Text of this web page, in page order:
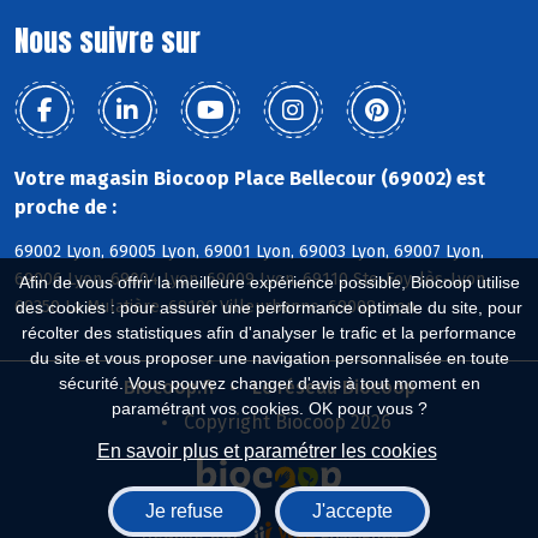
Afin de vous offrir la meilleure expérience possible, Biocoop utilise
des cookies : pour assurer une performance optimale du site, pour
récolter des statistiques afin d'analyser le trafic et la performance
du site et vous proposer une navigation personnalisée en toute
sécurité. Vous pouvez changer d'avis à tout moment en
paramétrant vos cookies. OK pour vous ?
En savoir plus et paramétrer les cookies
Je refuse J'accepte
Nous suivre sur
Votre magasin Biocoop Place Bellecour (69002) est
proche de :
69002 Lyon, 69005 Lyon, 69001 Lyon, 69003 Lyon, 69007 Lyon,
69006 Lyon, 69004 Lyon, 69009 Lyon, 69110 Ste-Foy-lès-Lyon,
69350 La Mulatière, 69100 Villeurbanne, 69008 Lyon
Biocoop.fr
Le réseau Biocoop
Copyright Biocoop 2026
Réalisé par